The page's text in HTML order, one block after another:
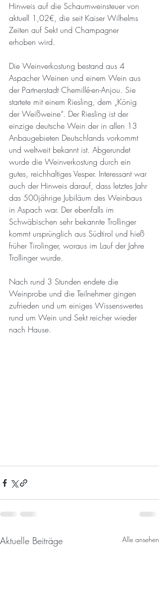
Hinweis auf die Schaumweinsteuer von
aktuell 1,02€, die seit Kaiser Wilhelms
Zeiten auf Sekt und Champagner
erhoben wird.
Die Weinverkostung bestand aus 4
Aspacher Weinen und einem Wein aus
der Partnerstadt Chemillé-en-Anjou. Sie
startete mit einem Riesling, dem „König
der Weißweine“. Der Riesling ist der
einzige deutsche Wein der in allen 13
Anbaugebieten Deutschlands vorkommt
und weltweit bekannt ist. Abgerundet
wurde die Weinverkostung durch ein
gutes, reichhaltiges Vesper. Interessant war
auch der Hinweis darauf, dass letztes Jahr
das 500jährige Jubiläum des Weinbaus
in Aspach war. Der ebenfalls im
Schwäbischen sehr bekannte Trollinger
kommt ursprünglich aus Südtirol und hieß
früher Tirolinger, woraus im Lauf der Jahre
Trollinger wurde.
Nach rund 3 Stunden endete die
Weinprobe und die Teilnehmer gingen
zufrieden und um einiges Wissenswertes
rund um Wein und Sekt reicher wieder
nach Hause.
Aktuelle Beiträge Alle ansehen